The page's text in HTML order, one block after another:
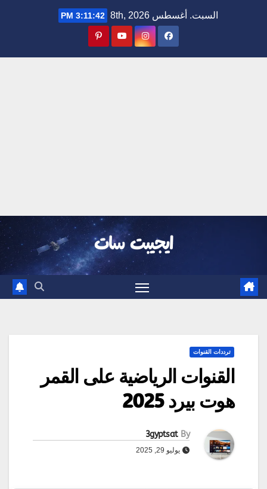
السبت. أغسطس 8th, 2026 3:11:43 PM
ايجيبت سات
ترددات القنوات
القنوات الرياضية على القمر
هوت بيرد 2025
By
3gyptsat
يوليو 29, 2025